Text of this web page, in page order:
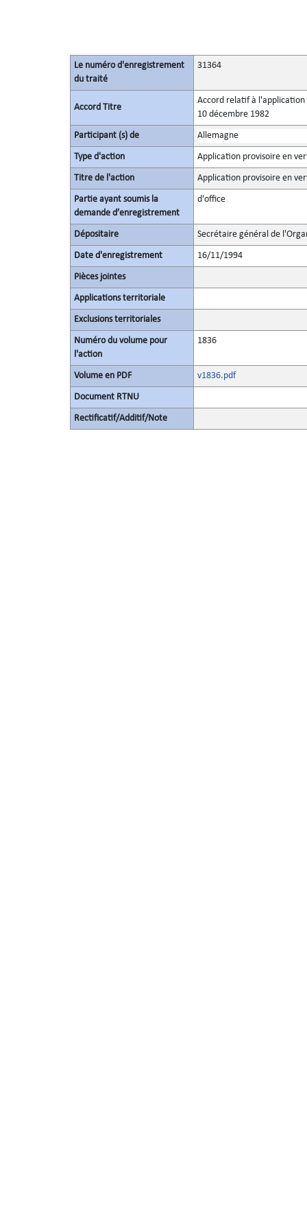
Le numéro d'enregistrement
du traité
31364
Accord Titre
Accord relatif à l'application
10 décembre 1982
Participant (s) de Allemagne
Type d'action Application provisoire en
Titre de l'action Application provisoire en
Partie ayant soumis la
demande d’enregistrement
d'office
Dépositaire Secrétaire général de
Date d'enregistrement 16/11/1994
Pièces jointes
Applications territoriale
Exclusions territoriales
Numéro du volume pour
l'action
1836
Volume en PDF v1836.pdf
Document RTNU
Rectificatif/Additif/Note